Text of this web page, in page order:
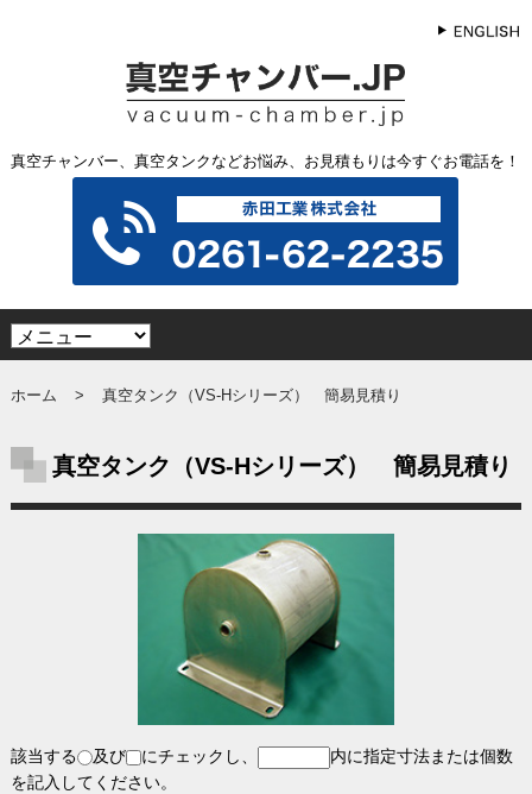
真空チャンバー、真空タンクなどお悩み、お見積もりは今すぐお電話を！
ホーム 真空タンク（VS-Hシリーズ） 簡易見積り
真空タンク（VS-Hシリーズ） 簡易見積り
該当する 及び にチェックし、
内に指定寸法または個数
を記入してください。